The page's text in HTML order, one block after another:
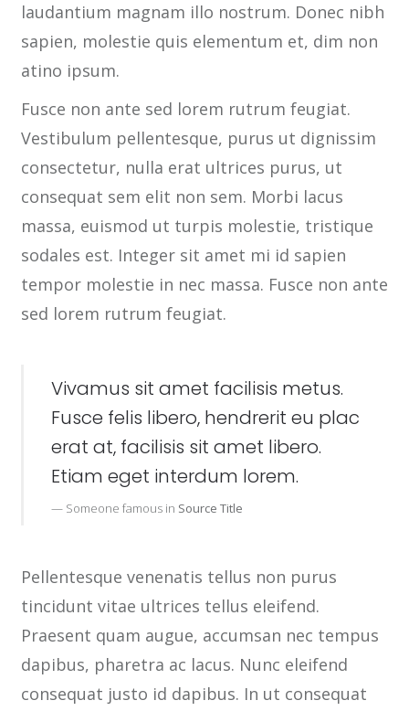
laudantium magnam illo nostrum. Donec nibh
sapien, molestie quis elementum et, dim non
atino ipsum.
Fusce non ante sed lorem rutrum feugiat.
Vestibulum pellentesque, purus ut dignissim
consectetur, nulla erat ultrices purus, ut
consequat sem elit non sem. Morbi lacus
massa, euismod ut turpis molestie, tristique
sodales est. Integer sit amet mi id sapien
tempor molestie in nec massa. Fusce non ante
sed lorem rutrum feugiat.
Vivamus sit amet facilisis metus.
Fusce felis libero, hendrerit eu plac
erat at, facilisis sit amet libero.
Etiam eget interdum lorem.
Someone famous in Source Title
Pellentesque venenatis tellus non purus
tincidunt vitae ultrices tellus eleifend.
Praesent quam augue, accumsan nec tempus
dapibus, pharetra ac lacus. Nunc eleifend
consequat justo id dapibus. In ut consequat